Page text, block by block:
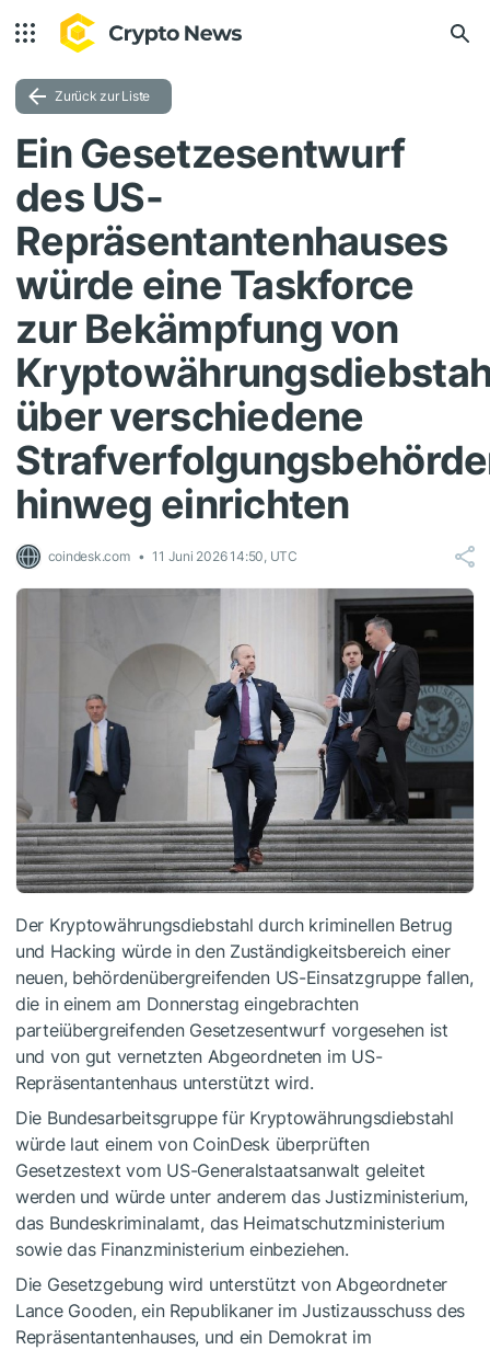
Zurück zur Liste
Ein Gesetzesentwurf
des US-
Repräsentantenhauses
würde eine Taskforce
zur Bekämpfung von
über verschiedene
hinweg einrichten
coindesk.com 11 Juni 2026 14:50, UTC
Der Kryptowährungsdiebstahl durch kriminellen Betrug
und Hacking würde in den Zuständigkeitsbereich einer
neuen, behördenübergreifenden US-Einsatzgruppe fallen,
die in einem am Donnerstag eingebrachten
parteiübergreifenden Gesetzesentwurf vorgesehen ist
und von gut vernetzten Abgeordneten im US-
Repräsentantenhaus unterstützt wird.
Die Bundesarbeitsgruppe für Kryptowährungsdiebstahl
würde laut einem von CoinDesk überprüften
Gesetzestext vom US-Generalstaatsanwalt geleitet
werden und würde unter anderem das Justizministerium,
das Bundeskriminalamt, das Heimatschutzministerium
sowie das Finanzministerium einbeziehen.
Die Gesetzgebung wird unterstützt von Abgeordneter
Lance Gooden, ein Republikaner im Justizausschuss des
Repräsentantenhauses, und ein Demokrat im